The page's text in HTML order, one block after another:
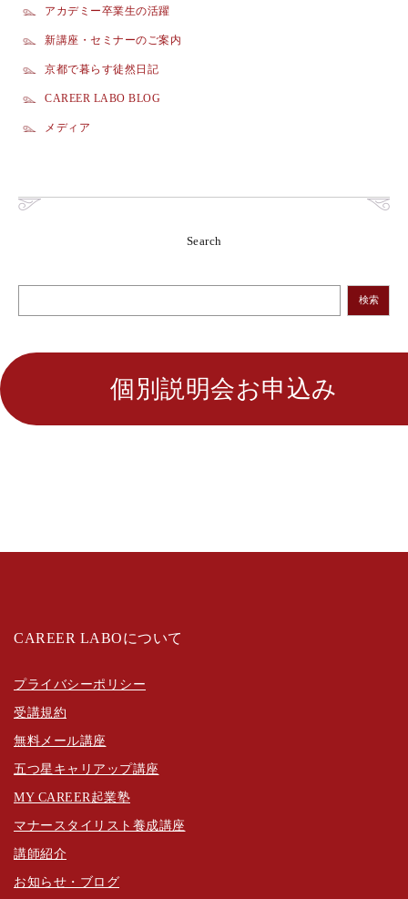
アカデミー卒業生の活躍
新講座・セミナーのご案内
京都で暮らす徒然日記
CAREER LABO BLOG
メディア
Search
検索
個別説明会お申込み
CAREER LABOについて
プライバシーポリシー
受講規約
無料メール講座
五つ星キャリアップ講座
MY CAREER起業塾
マナースタイリスト養成講座
講師紹介
お知らせ・ブログ